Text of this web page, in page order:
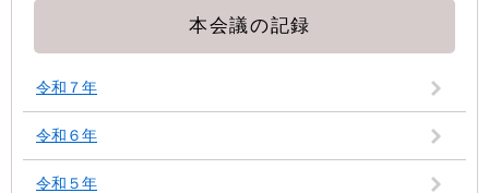
本会議の記録
令和７年
令和６年
令和５年